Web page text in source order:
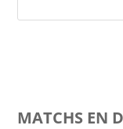
MATCHS EN